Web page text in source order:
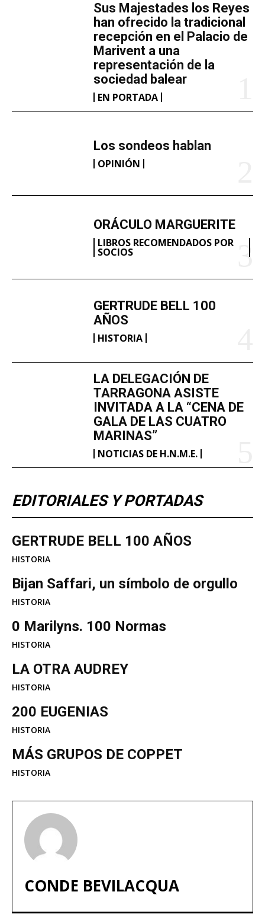
​Sus Majestades los Reyes
han ofrecido la tradicional
recepción en el Palacio de
Marivent​ a una
representación de la
sociedad balear
EN PORTADA
Los sondeos hablan
OPINIÓN
ORÁCULO MARGUERITE
LIBROS RECOMENDADOS POR
SOCIOS
GERTRUDE BELL 100
AÑOS
HISTORIA
LA DELEGACIÓN DE
TARRAGONA ASISTE
INVITADA A LA “CENA DE
GALA DE LAS CUATRO
MARINAS”
NOTICIAS DE H.N.M.E.
EDITORIALES Y PORTADAS
GERTRUDE BELL 100 AÑOS
HISTORIA
Bijan Saffari, un símbolo de orgullo
HISTORIA
0 Marilyns. 100 Normas
HISTORIA
LA OTRA AUDREY
HISTORIA
200 EUGENIAS
HISTORIA
MÁS GRUPOS DE COPPET
HISTORIA
CONDE BEVILACQUA